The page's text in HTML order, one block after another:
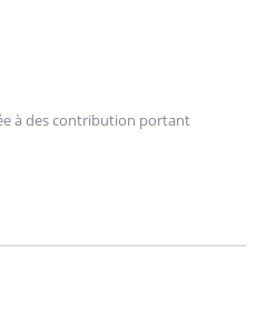
à des contribution portant